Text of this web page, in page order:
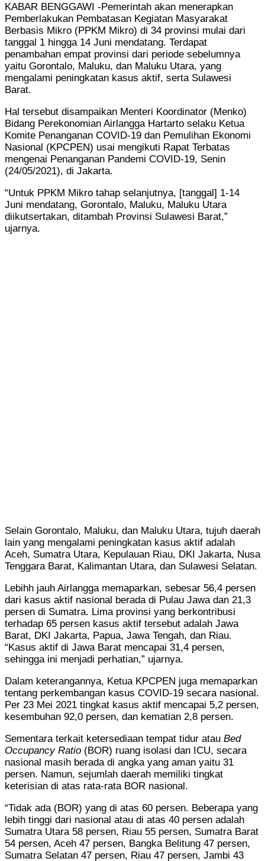
KABAR BENGGAWI -Pemerintah akan menerapkan
Pemberlakukan Pembatasan Kegiatan Masyarakat
Berbasis Mikro (PPKM Mikro) di 34 provinsi mulai dari
tanggal 1 hingga 14 Juni mendatang. Terdapat
penambahan empat provinsi dari periode sebelumnya
yaitu Gorontalo, Maluku, dan Maluku Utara, yang
mengalami peningkatan kasus aktif, serta Sulawesi
Barat.
Hal tersebut disampaikan Menteri Koordinator (Menko)
Bidang Perekonomian Airlangga Hartarto selaku Ketua
Komite Penanganan COVID-19 dan Pemulihan Ekonomi
Nasional (KPCPEN) usai mengikuti Rapat Terbatas
mengenai Penanganan Pandemi COVID-19, Senin
(24/05/2021), di Jakarta.
“Untuk PPKM Mikro tahap selanjutnya, [tanggal] 1-14
Juni mendatang, Gorontalo, Maluku, Maluku Utara
diikutsertakan, ditambah Provinsi Sulawesi Barat,”
ujarnya.
Selain Gorontalo, Maluku, dan Maluku Utara, tujuh daerah
lain yang mengalami peningkatan kasus aktif adalah
Aceh, Sumatra Utara, Kepulauan Riau, DKI Jakarta, Nusa
Tenggara Barat, Kalimantan Utara, dan Sulawesi Selatan.
Lebihh jauh Airlangga memaparkan, sebesar 56,4 persen
dari kasus aktif nasional berada di Pulau Jawa dan 21,3
persen di Sumatra. Lima provinsi yang berkontribusi
terhadap 65 persen kasus aktif tersebut adalah Jawa
Barat, DKI Jakarta, Papua, Jawa Tengah, dan Riau.
“Kasus aktif di Jawa Barat mencapai 31,4 persen,
sehingga ini menjadi perhatian,” ujarnya.
Dalam keterangannya, Ketua KPCPEN juga memaparkan
tentang perkembangan kasus COVID-19 secara nasional.
Per 23 Mei 2021 tingkat kasus aktif mencapai 5,2 persen,
kesembuhan 92,0 persen, dan kematian 2,8 persen.
Sementara terkait ketersediaan tempat tidur atau Bed
Occupancy Ratio (BOR) ruang isolasi dan ICU, secara
nasional masih berada di angka yang aman yaitu 31
persen. Namun, sejumlah daerah memiliki tingkat
keterisian di atas rata-rata BOR nasional.
“Tidak ada (BOR) yang di atas 60 persen. Beberapa yang
lebih tinggi dari nasional atau di atas 40 persen adalah
Sumatra Utara 58 persen, Riau 55 persen, Sumatra Barat
54 persen, Aceh 47 persen, Bangka Belitung 47 persen,
Sumatra Selatan 47 persen, Riau 47 persen, Jambi 43